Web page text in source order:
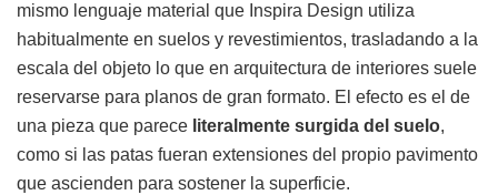
mismo lenguaje material que Inspira Design utiliza
habitualmente en suelos y revestimientos, trasladando a la
escala del objeto lo que en arquitectura de interiores suele
reservarse para planos de gran formato. El efecto es el de
una pieza que parece literalmente surgida del suelo,
como si las patas fueran extensiones del propio pavimento
que ascienden para sostener la superficie.